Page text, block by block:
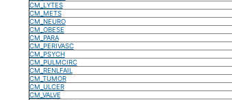
CM_LYTES
CM_METS
CM_NEURO
CM_OBESE
CM_PARA
CM_PERIVASC
CM_PSYCH
CM_PULMCIRC
CM_RENLFAIL
CM_TUMOR
CM_ULCER
CM_VALVE